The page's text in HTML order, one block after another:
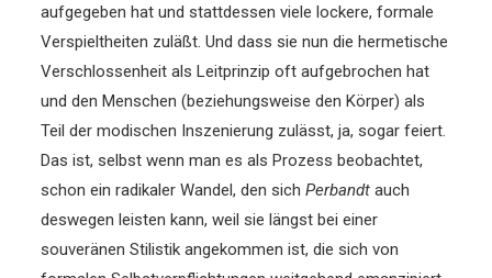
aufgegeben hat und stattdessen viele lockere, formale
Verspieltheiten zuläßt. Und dass sie nun die hermetische
Verschlossenheit als Leitprinzip oft aufgebrochen hat
und den Menschen (beziehungsweise den Körper) als
Teil der modischen Inszenierung zulässt, ja, sogar feiert.
Das ist, selbst wenn man es als Prozess beobachtet,
schon ein radikaler Wandel, den sichPerbandt auch
deswegen leisten kann, weil sie längst bei einer
souveränen Stilistik angekommen ist, die sich von